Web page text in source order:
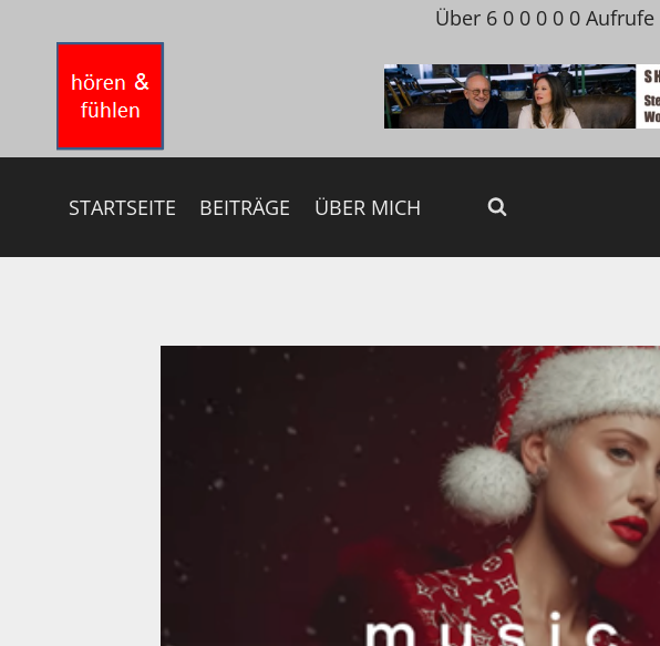
springen
Über 6 0 0 0 0 0
STARTSEITE BEITRÄGE ÜBER MICH